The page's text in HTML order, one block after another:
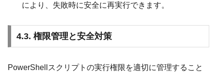
により、失敗時に安全に再実行できます。
4.3. 権限管理と安全対策
PowerShellスクリプトの実行権限を適切に管理すること